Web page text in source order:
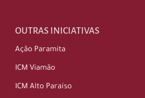
OUTRAS INICIATIVAS
Ação Paramita
ICM Viamão
ICM Alto Paraíso